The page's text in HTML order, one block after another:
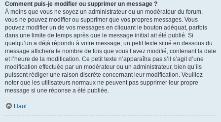
Comment puis-je modifier ou supprimer un message ?
À moins que vous ne soyez un administrateur ou un modérateur du forum,
vous ne pouvez modifier ou supprimer que vos propres messages. Vous
pouvez modifier un de vos messages en cliquant le bouton adéquat, parfois
dans une limite de temps après que le message initial ait été publié. Si
quelqu’un a déjà répondu à votre message, un petit texte situé en dessous du
message affichera le nombre de fois que vous l’avez modifié, contenant la date
et l’heure de la modification. Ce petit texte n’apparaîtra pas s’il s’agit d’une
modification effectuée par un modérateur ou un administrateur, bien qu’ils
puissent rédiger une raison discrète concernant leur modification. Veuillez
noter que les utilisateurs normaux ne peuvent pas supprimer leur propre
message si une réponse a été publiée.
Haut